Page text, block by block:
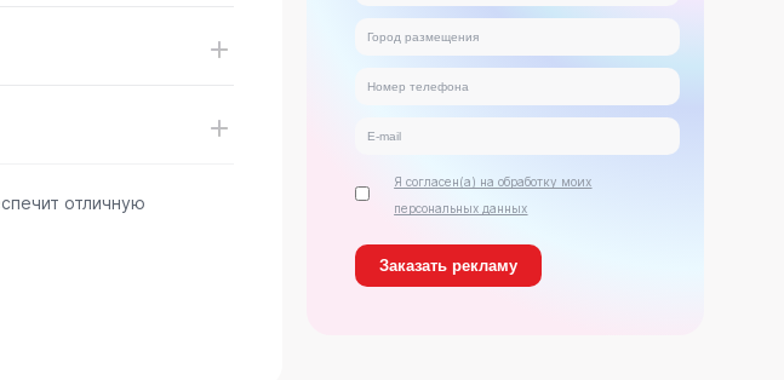
отличную
Я согласен(а) на обработку моих
персональных данных